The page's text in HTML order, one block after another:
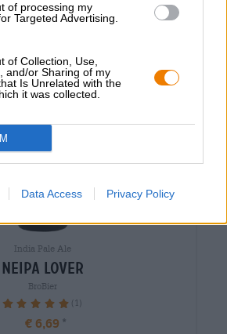
of processing my
Targeted Advertising.
of Collection, Use,
and/or Sharing of my
Is Unrelated with the
it was collected.
Data Access Privacy Policy
India Pale Ale
neipa lover
BroBier
100% (1)
€ 6,69